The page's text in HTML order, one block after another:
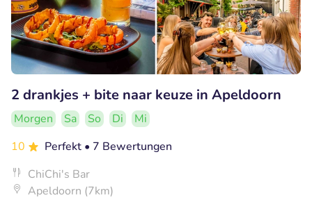
2 drankjes + bite naar keuze in Apeldoorn
Morgen Sa So Di
Mi
10
Perfekt • 7 Bewertungen
ChiChi's Bar
Apeldoorn (7km)